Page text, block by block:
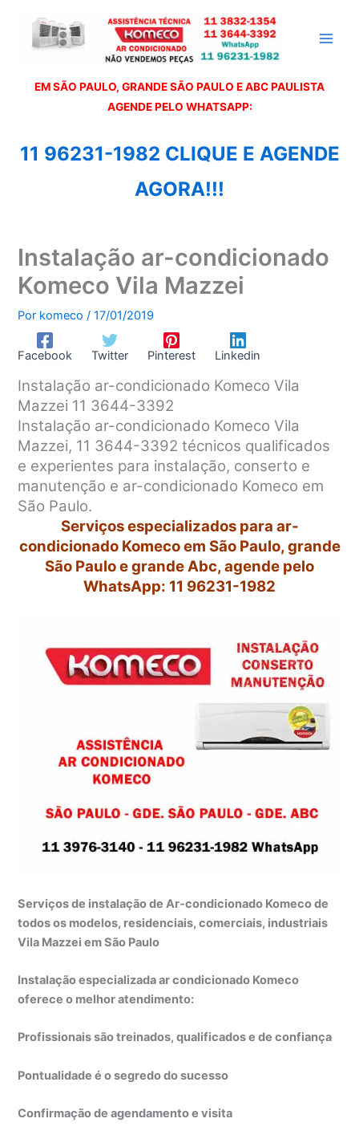
EM SÃO PAULO, GRANDE SÃO PAULO E ABC PAULISTA
AGENDE PELO WHATSAPP:
11 96231-1982 CLIQUE E AGENDE
AGORA!!!
Instalação ar-condicionado
Komeco Vila Mazzei
Por komeco/17/01/2019
Facebook Twitter Pinterest Linkedin
Instalação ar-condicionado Komeco Vila
Mazzei 11 3644-3392
Instalação ar-condicionado Komeco Vila
Mazzei, 11 3644-3392 técnicos qualificados
e experientes para instalação, conserto e
manutenção e ar-condicionado Komeco em
São Paulo.
Serviços especializados para ar-
condicionado Komeco em São Paulo, grande
São Paulo e grande Abc, agende pelo
WhatsApp: 11 96231-1982
Serviços de instalação de Ar-condicionado Komeco de
todos os modelos, residenciais, comerciais, industriais
Vila Mazzei em São Paulo
Instalação especializada ar condicionado Komeco
oferece o melhor atendimento:
Profissionais são treinados, qualificados e de confiança
Pontualidade é o segredo do sucesso
Confirmação de agendamento e visita